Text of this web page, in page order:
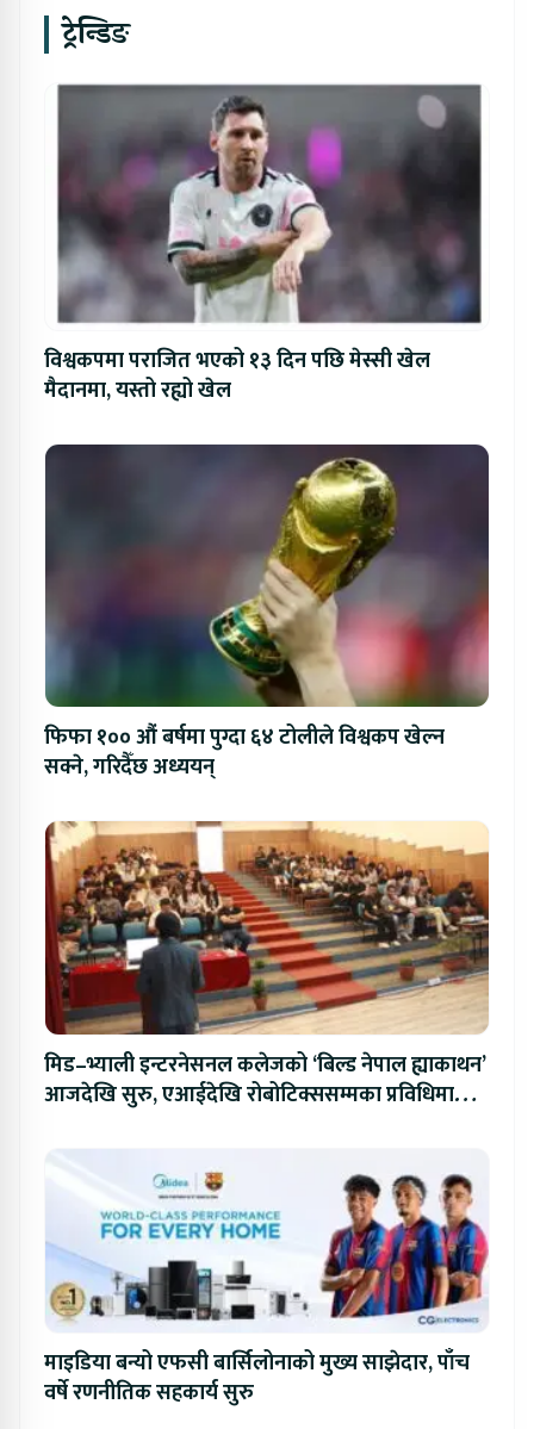
ट्रेन्डिङ
विश्वकपमा पराजित भएको १३ दिन पछि मेस्सी खेल
मैदानमा, यस्तो रह्यो खेल
फिफा १०० औं बर्षमा पुग्दा ६४ टोलीले विश्वकप खेल्न
सक्ने, गरिदैँछ अध्ययन्
मिड–भ्याली इन्टरनेसनल कलेजको ‘बिल्ड नेपाल ह्याकाथन’
आजदेखि सुरु, एआईदेखि रोबोटिक्ससम्मका प्रविधिमा
माइडिया बन्यो एफसी बार्सिलोनाको मुख्य साझेदार, पाँच
वर्षे रणनीतिक सहकार्य सुरु